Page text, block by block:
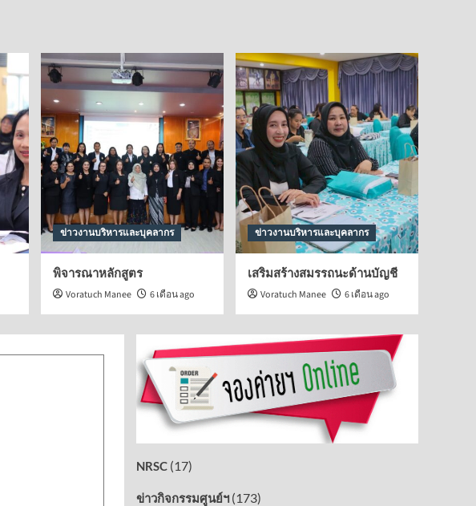
4
ปรากฏการณ์รุ้งกินน้ำ
5
บทความ วิทยาศาสตร์ทั่วไป
แพลงก์ตอนพืช คืออะไร?
ข่าวงานบริหารและบุคลากร
พิจารณาหลักสูตร
Voratuch Manee 6 เดือน ago
ข่าวงานบริหารและบุคลากร
เสริมสร้างสมรรถนะด้านบัญชี
Voratuch Manee 6 เดือน ago
NRSC(17)
ข่าวกิจกรรมศูนย์ฯ(173)